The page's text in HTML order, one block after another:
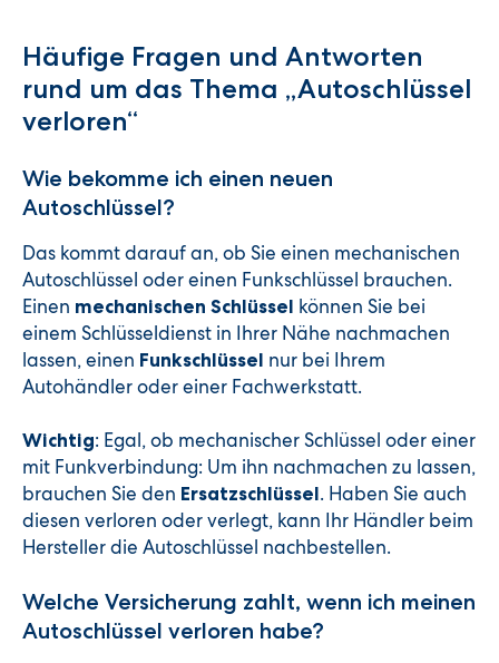
Häufige Fragen und Antworten
rund um das Thema „Autoschlüssel
verloren“
Wie bekomme ich einen neuen
Autoschlüssel?
Das kommt darauf an, ob Sie einen mechanischen
Autoschlüssel oder einen Funkschlüssel brauchen.
Einen mechanischen Schlüssel können Sie bei
einem Schlüsseldienst in Ihrer Nähe nachmachen
lassen, einen Funkschlüssel nur bei Ihrem
Autohändler oder einer Fachwerkstatt.
Wichtig: Egal, ob mechanischer Schlüssel oder einer
mit Funkverbindung: Um ihn nachmachen zu lassen,
brauchen Sie den Ersatzschlüssel. Haben Sie auch
diesen verloren oder verlegt, kann Ihr Händler beim
Hersteller die Autoschlüssel nachbestellen.
Welche Versicherung zahlt, wenn ich meinen
Autoschlüssel verloren habe?